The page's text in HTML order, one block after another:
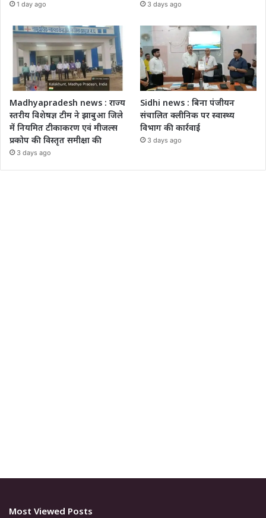
1 day ago 3 days ago
Madhyapradesh news : राज्य
स्तरीय विशेषज्ञ टीम ने झाबुआ जिले
में नियमित टीकाकरण एवं मीजल्स
प्रकोप की विस्तृत समीक्षा की
3 days ago
Sidhi news : बिना पंजीयन
संचालित क्लीनिक पर स्वास्थ्य
विभाग की कार्रवाई
3 days ago
Most Viewed Posts